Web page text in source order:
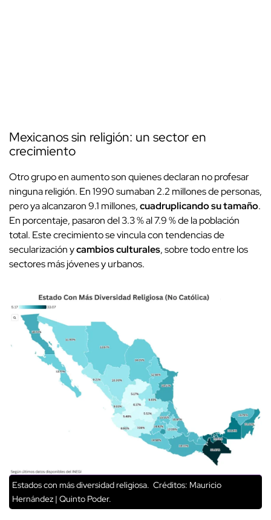
Mexicanos sin religión: un sector en
crecimiento
Otro grupo en aumento son quienes declaran no profesar
ninguna religión. En 1990 sumaban 2.2 millones de personas,
pero ya alcanzaron 9.1 millones,cuadruplicando su tamaño.
En porcentaje, pasaron del 3.3 % al 7.9 % de la población
total. Este crecimiento se vincula con tendencias de
secularización ycambios culturales, sobre todo entre los
sectores más jóvenes y urbanos.
Estados con más diversidad religiosa. Créditos: Mauricio
Hernández | Quinto Poder.